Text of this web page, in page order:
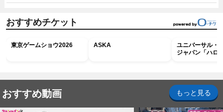
おすすめチケット
東京ゲームショウ2026 ASKA
ユニバーサル・
ジャパン「ハロ
おすすめ動画 もっと見る